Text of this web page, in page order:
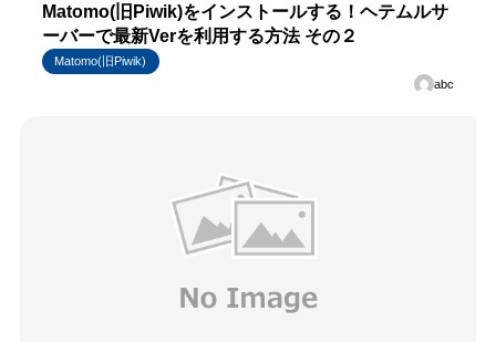
Matomo(旧Piwik)をインストールする！ヘテムルサ
ーバーで最新Verを利用する方法 その２
Matomo(旧Piwik)
abc